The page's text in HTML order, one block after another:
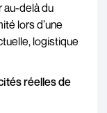
au-delà du
lors d’une
logistique
réelles de